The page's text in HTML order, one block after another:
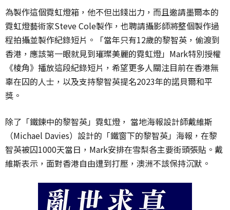
為製作這個霓虹燈箱，他不但出錢出力，而且邀請墨爾本的
霓虹燈藝術家Steve Cole製作，也聘請攝影師將整個製作過
程拍攝並製作紀錄短片。「當年只有12歲的黎智英，偷渡到
香港，應該第一眼就見到璀璨美麗的霓虹燈」Mark特別授權
《棱角》播放這段紀錄短片，希望更多人關注目前在香港無
辜在囚的人士，以及支持黎智英提名2023年的諾貝爾和平
獎。
除了「鐵鍊中的黎智英」霓虹燈， 當地海報設計師戴維斯
（Michael Davies）設計的「鐵窗下的黎智英」海報，在黎
智英被囚1000天當日，Mark安排在雪梨各主要街頭張貼。戴
維斯表示，面對香港自由遭到打壓，澳洲不該保持沉默。